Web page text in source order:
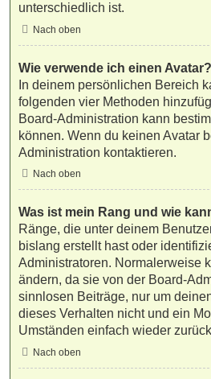
unterschiedlich ist.
Nach oben
Wie verwende ich einen Avatar?
In deinem persönlichen Bereich
folgenden vier Methoden
Board-Administration kann
können. Wenn du keinen Avatar
Administration kontaktieren.
Nach oben
Was ist mein Rang und wie
Ränge, die unter deinem
bislang erstellt hast oder
Administratoren. Normalerweise
ändern, da sie von der Board-
sinnlosen Beiträge, nur um
dieses Verhalten nicht und ein
Umständen einfach wieder
Nach oben